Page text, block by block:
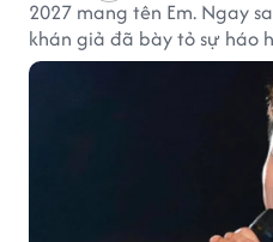
2027 mang tên Em. Ngay
khán giả đã bày tỏ sự háo
vào bộ phim mới của Trấn